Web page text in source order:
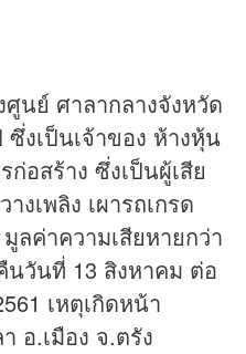
นย์ ศาลากลางจังหวัด
งเป็นเจ้าของ ห้างหุ้น
อสร้าง ซึ่งเป็นผู้เสีย
เพลิง เผารถเกรด
ลค่าความเสียหายกว่า
นวันที่ 13 สิงหาคม ต่อ
เหตุเกิดหน้า
อ.เมือง จ.ตรัง